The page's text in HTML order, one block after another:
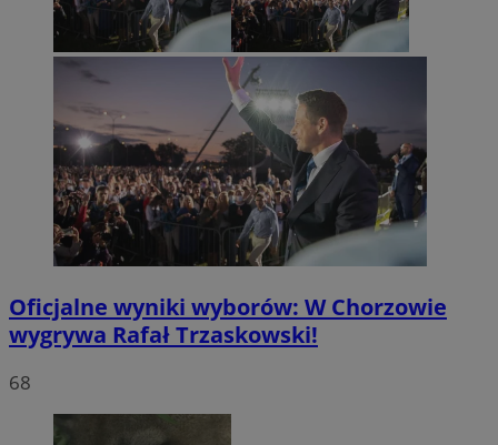
Oficjalne wyniki wyborów: W Chorzowie
wygrywa Rafał Trzaskowski!
68